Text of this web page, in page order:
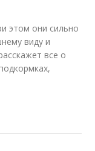
этом они сильно
виду и
все о